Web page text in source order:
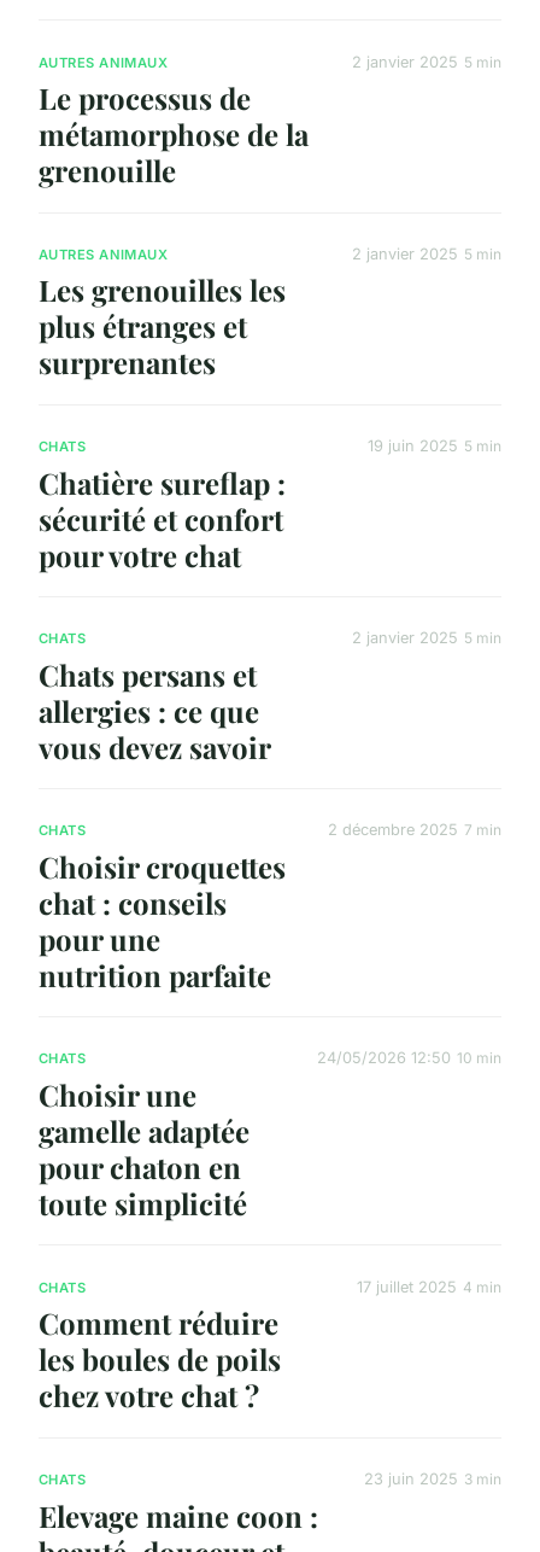
AUTRES ANIMAUX
Le processus de
métamorphose de la
grenouille
2 janvier 2025 5 min
AUTRES ANIMAUX
Les grenouilles les
plus étranges et
surprenantes
2 janvier 2025 5 min
CHATS
Chatière sureflap :
sécurité et confort
pour votre chat
19 juin 2025 5 min
CHATS
Chats persans et
allergies : ce que
vous devez savoir
2 janvier 2025 5 min
CHATS
Choisir croquettes
chat : conseils
pour une
nutrition parfaite
2 décembre 2025 7 min
CHATS
Choisir une
gamelle adaptée
pour chaton en
toute simplicité
24/05/2026 12:50 10 min
CHATS
Comment réduire
les boules de poils
chez votre chat ?
17 juillet 2025 4 min
CHATS
Elevage maine coon :
23 juin 2025 3 min